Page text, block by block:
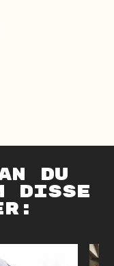
du
disse